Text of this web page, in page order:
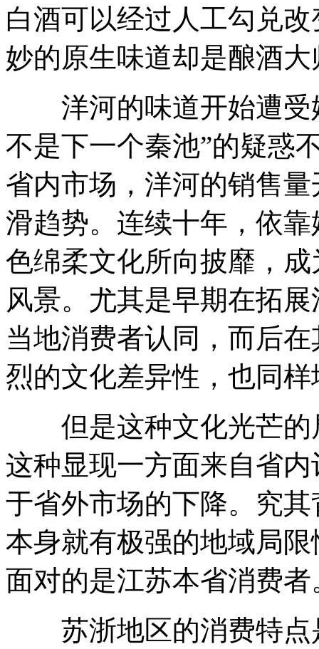
白酒可以经过人工勾兑
妙的原生味道却是酿酒
洋河的味道开始遭受
不是下一个秦池”的疑惑
省内市场，洋河的销售
滑趋势。连续十年，依
色绵柔文化所向披靡，
风景。尤其是早期在拓
当地消费者认同，而后
烈的文化差异性，也同
但是这种文化光芒的
这种显现一方面来自省
于省外市场的下降。究
本身就有极强的地域局
面对的是江苏本省消费者
苏浙地区的消费特点